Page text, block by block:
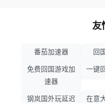
友
番茄加速器 回
免费回国游戏加
速器
一键
钢岚国外玩延迟 在意